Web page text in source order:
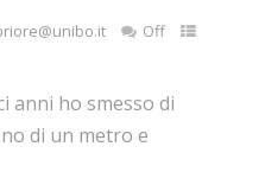
Off
anni ho smesso di
di un metro e